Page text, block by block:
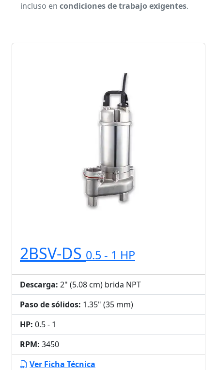
incluso en condiciones de trabajo exigentes.
2BSV-DS 0.5 - 1 HP
Descarga: 2" (5.08 cm) brida NPT
Paso de sólidos: 1.35" (35 mm)
HP: 0.5 - 1
RPM: 3450
Ver Ficha Técnica